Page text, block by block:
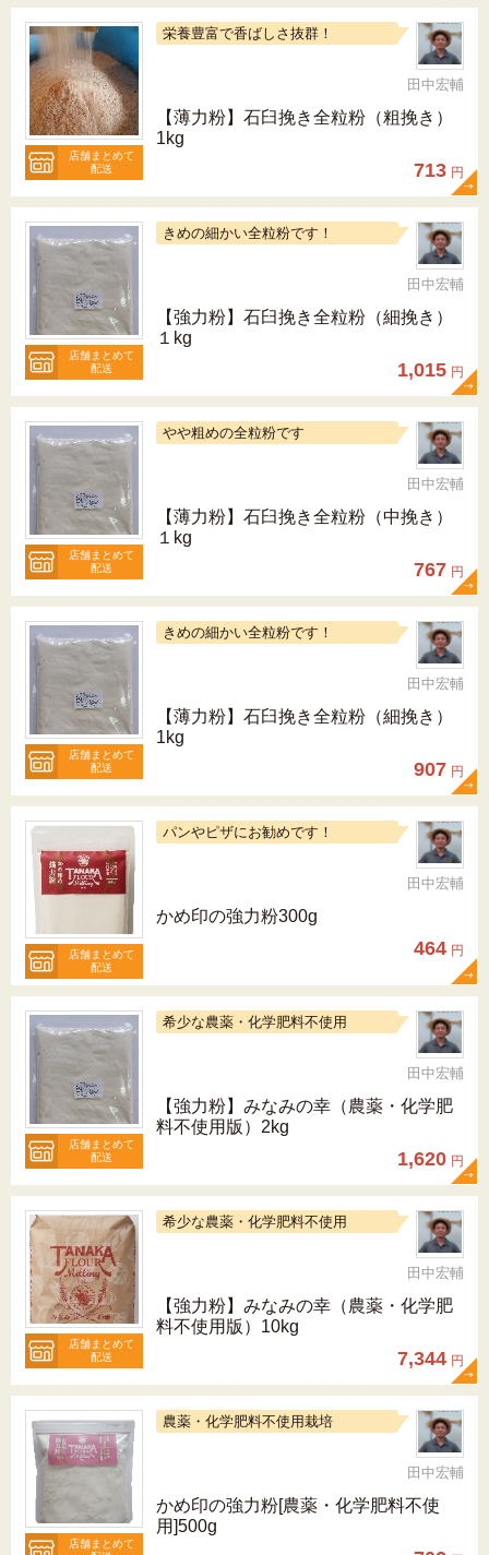
店舗まとめて
配送
栄養豊富で香ばしさ抜群！
田中宏輔
【薄力粉】石臼挽き全粒粉（粗挽き）
1kg
713 円
店舗まとめて
配送
きめの細かい全粒粉です！
田中宏輔
【強力粉】石臼挽き全粒粉（細挽き）
１kg
1,015 円
店舗まとめて
配送
やや粗めの全粒粉です
田中宏輔
【薄力粉】石臼挽き全粒粉（中挽き）
１kg
767 円
店舗まとめて
配送
きめの細かい全粒粉です！
田中宏輔
【薄力粉】石臼挽き全粒粉（細挽き）
1kg
907 円
店舗まとめて
配送
パンやピザにお勧めです！
田中宏輔
かめ印の強力粉300g
464 円
店舗まとめて
配送
希少な農薬・化学肥料不使用
田中宏輔
【強力粉】みなみの幸（農薬・化学肥
料不使用版）2kg
1,620 円
店舗まとめて
配送
希少な農薬・化学肥料不使用
田中宏輔
【強力粉】みなみの幸（農薬・化学肥
料不使用版）10kg
7,344 円
店舗まとめて
農薬・化学肥料不使用栽培
田中宏輔
かめ印の強力粉[農薬・化学肥料不使
用]500g